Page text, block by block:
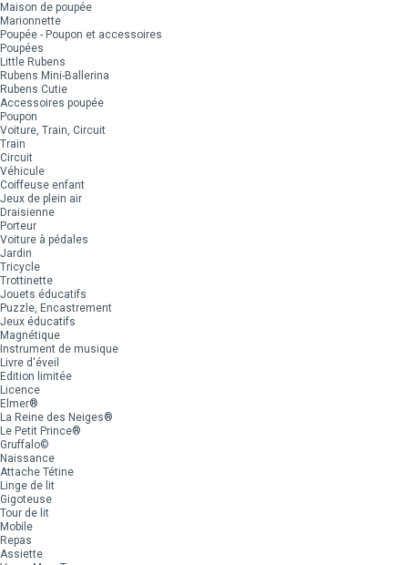
Maison de poupée
Marionnette
Poupée - Poupon et accessoires
Poupées
Little Rubens
Rubens Mini-Ballerina
Rubens Cutie
Accessoires poupée
Poupon
Voiture, Train, Circuit
Train
Circuit
Véhicule
Coiffeuse enfant
Jeux de plein air
Draisienne
Porteur
Voiture à pédales
Jardin
Tricycle
Trottinette
Jouets éducatifs
Puzzle, Encastrement
Jeux éducatifs
Magnétique
Instrument de musique
Livre d'éveil
Edition limitée
Licence
Elmer®
La Reine des Neiges®
Le Petit Prince®
Gruffalo©
Naissance
Attache Tétine
Linge de lit
Gigoteuse
Tour de lit
Mobile
Repas
Assiette